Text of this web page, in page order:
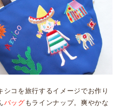
シコを旅行するイメージでお作り
バッグ もラインナップ。爽やかな